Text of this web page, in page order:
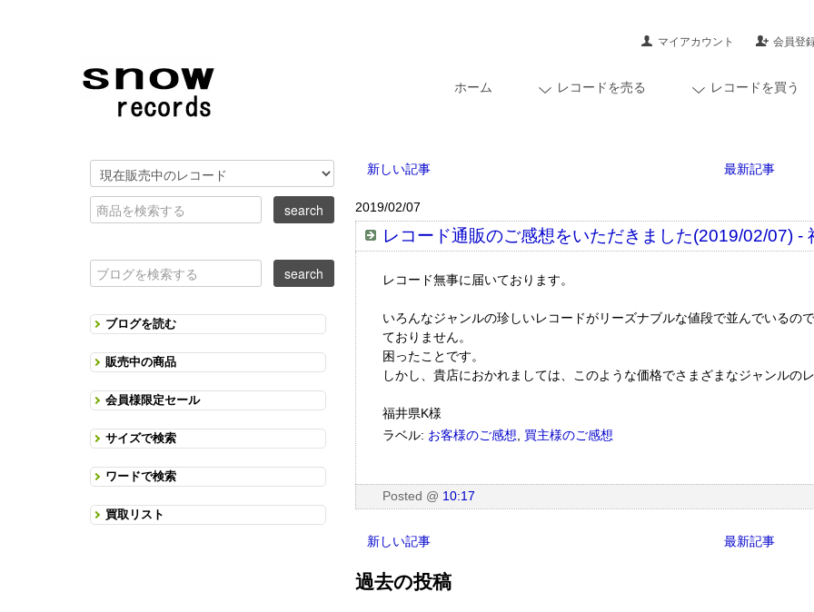
マイアカウント 会員登
ホーム レコードを売る レコードを買う
新しい記事 最新記事
2019/02/07
レコード通販のご感想をいただきました(2019/02/07) -
レコード無事に届いております。
いろんなジャンルの珍しいレコードがリーズナブルな値段で並んでいるの
ておりません。
困ったことです。
しかし、貴店におかれましては、このような価格でさまざまなジャンルの
福井県K様
ラベル: お客様のご感想 買主様のご感想
Posted @ 10:17
新しい記事 最新記事
過去の投稿
ブログを読む
販売中の商品
会員様限定セール
サイズで検索
ワードで検索
買取リスト